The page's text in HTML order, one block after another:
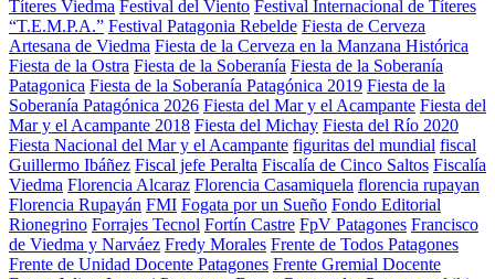
Títeres Viedma Festival del Viento Festival Internacional de Títeres
“T.E.M.P.A.” Festival Patagonia Rebelde Fiesta de Cerveza
Artesana de Viedma Fiesta de la Cerveza en la Manzana Histórica
Fiesta de la Ostra Fiesta de la Soberanía Fiesta de la Soberanía
Patagonica Fiesta de la Soberanía Patagónica 2019 Fiesta de la
Soberanía Patagónica 2026 Fiesta del Mar y el Acampante Fiesta del
Mar y el Acampante 2018 Fiesta del Michay Fiesta del Río 2020
Fiesta Nacional del Mar y el Acampante figuritas del mundial fiscal
Guillermo Ibáñez Fiscal jefe Peralta Fiscalía de Cinco Saltos Fiscalía
Viedma Florencia Alcaraz Florencia Casamiquela florencia rupayan
Florencia Rupayán FMI Fogata por un Sueño Fondo Editorial
Rionegrino Forrajes Tecnol Fortín Castre FpV Patagones Francisco
de Viedma y Narváez Fredy Morales Frente de Todos Patagones
Frente de Unidad Docente Patagones Frente Gremial Docente